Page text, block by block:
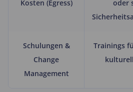
Kosten (Egress)
oder
Schulungen &
Change
Management
Trainings